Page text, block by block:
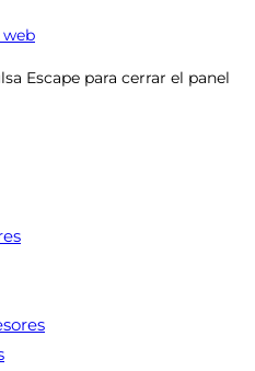
web
Escape para cerrar el panel